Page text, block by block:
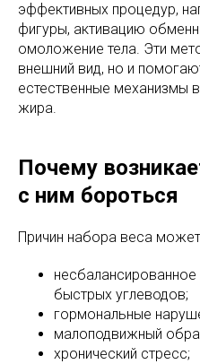
эффективных процедур,
фигуры, активацию
омоложение тела. Эти
внешний вид, но и
естественные механизмы
жира.
Почему
с ним бороться
Причин набора веса
несбалансированное
быстрых углеводов;
гормональные
малоподвижный
хронический стресс;